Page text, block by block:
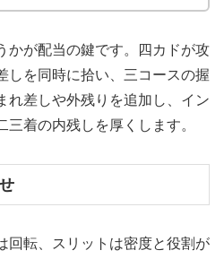
かが配当の鍵です。四カドが攻
しを同時に拾い、三コースの握
れ差しや外残りを追加し、イン
着の内残しを厚くします。
回転、スリットは密度と役割が